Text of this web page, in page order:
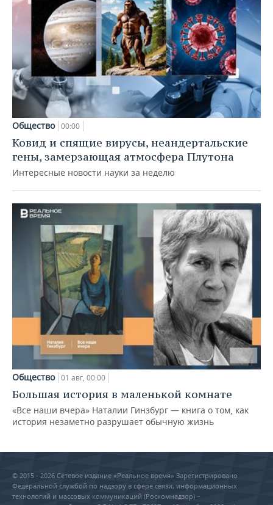
Общество 00:00
Ковид и спящие вирусы, неандертальские
гены, замерзающая атмосфера Плутона
Интересные новости науки за неделю
Общество 01 авг, 00:00
Большая история в маленькой комнате
«Все наши вчера» Наталии Гинзбург — книга о том, как
история незаметно разрушает обычную жизнь
© 2015 - 2026 Сетевое издание «Реальное время» Зарегистрировано
Федеральной службой по надзору в сфере связи, информационных
технологий и массовых коммуникаций (Роскомнадзор) –